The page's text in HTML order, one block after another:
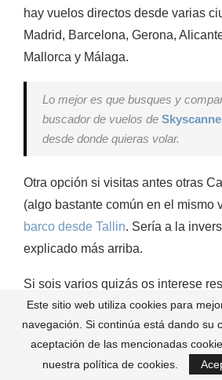
hay vuelos directos desde varias
Madrid, Barcelona, Gerona,
Mallorca y Málaga.
Lo mejor es que busques y
buscador de vuelos de
desde donde quieras volar.
Otra opción si visitas antes otras
(algo bastante común en el mismo
barco desde Tallin. Sería a la
explicado más arriba.
Si sois varios quizás os interese
privadoa vuestro hotel.
Cómo moverse por
Este sitio web utiliza cookies para
navegación. Si continúa está dando su
aceptación de las mencionadas
nuestra política de cookies.